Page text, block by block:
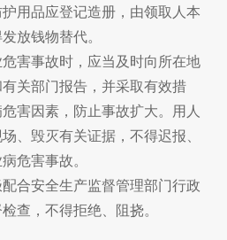
用品应登记造册，由领取人本
放钱物替代。
害事故时，应当及时向所在地
关部门报告，并采取有效措
害因素，防止事故扩大。用人
、毁灭有关证据，不得迟报、
危害事故。
合安全生产监督管理部门行政
查，不得拒绝、阻挠。